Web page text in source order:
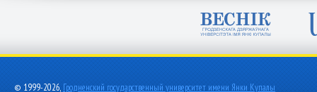
© 1999-2026, Гродненский государственный университет имени Янки Купалы